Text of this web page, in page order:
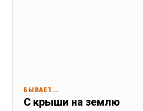
БЫВАЕТ...
С крыши на землю